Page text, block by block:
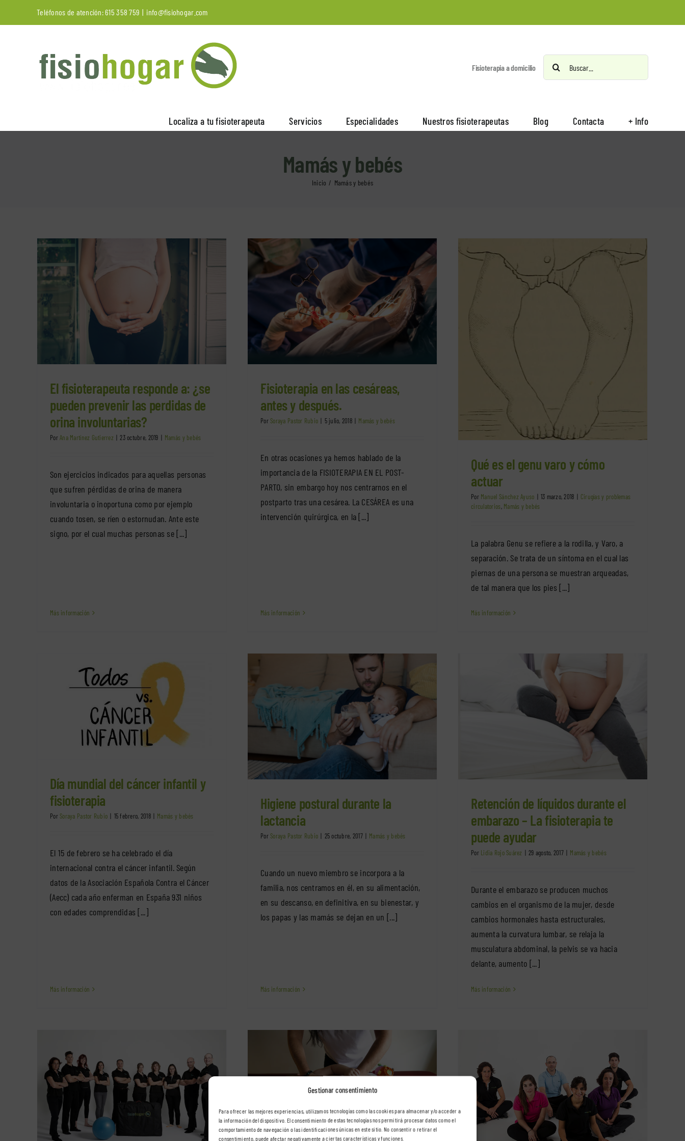
Gestionar consentimiento
Para ofrecer las mejores experiencias, utilizamos tecnologías como las cookies para almacenar y/o acceder a
la información del dispositivo. El consentimiento de estas tecnologías nos permitirá procesar datos como el
comportamiento de navegación o las identificaciones únicas en este sitio. No consentir o retirar el
consentimiento, puede afectar negativamente a ciertas características y funciones.
Teléfonos de atención:615 358 759 | info@fisiohogar.com
Fisioterapia a domicilio
Buscar:
Localiza a tu fisioterapeuta Servicios Especialidades Nuestros fisioterapeutas Blog Contacta + Info
Mamás y bebés
Inicio Mamás y bebés
El fisioterapeuta responde a: ¿se
pueden prevenir las perdidas de
orina involuntarias?
PorAna Martínez Gutierrez 23 octubre, 2019 Mamás y bebés
Son ejercicios indicados para aquellas personas
que sufren pérdidas de orina de manera
involuntaria o inoportuna como por ejemplo
cuando tosen, se ríen o estornudan. Ante este
signo, por el cual muchas personas se [...]
Más información
Fisioterapia en las cesáreas, antes y
después.
Mamás y bebés
Fisioterapia en las cesáreas,
antes y después.
PorSoraya Pastor Rubio 5 julio, 2018 Mamás y bebés
En otras ocasiones ya hemos hablado de la
importancia de la FISIOTERAPIA EN EL POST-
PARTO, sin embargo hoy nos centrarnos en el
postparto tras una cesárea. La CESÁREA es una
intervención quirúrgica, en la [...]
Más información
Qué es el genu varo y cómo actuar
Qué es el genu varo y cómo
actuar
Por Manuel Sánchez Ayuso 13 marzo, 2018
Cirugías y problemas
circulatorios, Mamás y bebés
La palabra Genu se refiere a la rodilla, y Varo, a
separación. Se trata de un síntoma en el cual las
piernas de una persona se muestran arqueadas,
de tal manera que los pies [...]
Más información
Día mundial del cáncer infantil y
fisioterapia
PorSoraya Pastor Rubio 15 febrero, 2018 Mamás y bebés
El 15 de febrero se ha celebrado el día
internacional contra el cáncer infantil. Según
datos de la Asociación Española Contra el Cáncer
(Aecc) cada año enferman en España 931 niños
con edades comprendidas [...]
Más información
Higiene postural durante la lactancia
Mamás y bebés
Higiene postural durante la
lactancia
PorSoraya Pastor Rubio 25 octubre, 2017 Mamás y bebés
Cuando un nuevo miembro se incorpora a la
familia, nos centramos en él, en su alimentación,
en su descanso, en definitiva, en su bienestar, y
los papas y las mamás se dejan en un [...]
Más información
Retención de líquidos durante el
embarazo – La fisioterapia te puede
ayudar
Mamás y bebés
Retención de líquidos durante el
embarazo – La fisioterapia te
puede ayudar
Por Lidia Rojo Suárez 29 agosto, 2017 Mamás y bebés
Durante el embarazo se producen muchos
cambios en el organismo de la mujer, desde
cambios hormonales hasta estructurales,
aumenta la curvatura lumbar, se relaja la
musculatura abdominal, la pelvis se va hacia
delante, aumento [...]
Más información
Beneficios de la fisioterapia en los
bebés
Mamás y bebés
Fisioterapia respiratoria en bebés
Mamás y bebés